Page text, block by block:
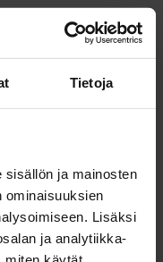
Tietoja
sisällön ja mainosten
ominaisuuksien
Lisäksi
ja analytiikka-
Yrittäjä
Ota yhteyttä